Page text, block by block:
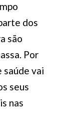
dos
são
Por
saúde vai
seus
nas